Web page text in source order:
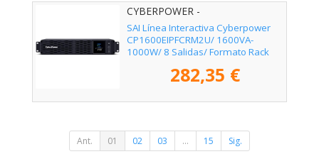
CYBERPOWER -
CP1600EIPFCRM2U
SAI Línea Interactiva Cyberpower
CP1600EIPFCRM2U/ 1600VA-
1000W/ 8 Salidas/ Formato Rack
282,35 €
Ant. 01 02 03 ... 15 Sig.